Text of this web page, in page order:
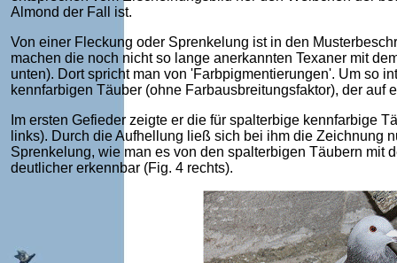
Almond der Fall ist.
Von einer Fleckung oder Sprenkelung ist in den
machen die noch nicht so lange anerkannten Texaner mit
unten). Dort spricht man von 'Farbpigmentierungen'. Um so
kennfarbigen Täuber (ohne Farbausbreitungsfaktor), der
Im ersten Gefieder zeigte er die für spalterbige kennfarbige
links). Durch die Aufhellung ließ sich bei ihm die Zeichnung
Sprenkelung, wie man es von den spalterbigen Täubern mit
deutlicher erkennbar (Fig. 4 rechts).